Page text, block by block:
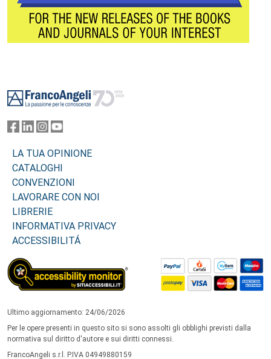
LA TUA OPINIONE
CATALOGHI
CONVENZIONI
LAVORARE CON NOI
LIBRERIE
INFORMATIVA PRIVACY
ACCESSIBILITÁ
Ultimo aggiornamento: 24/06/2026
Per le opere presenti in questo sito si sono assolti gli obblighi previsti dalla
normativa sul diritto d'autore e sui diritti connessi.
FrancoAngeli s.r.l. P.IVA 04949880159